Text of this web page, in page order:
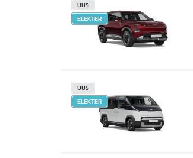
UUS
ELEKTER
UUS
ELEKTER